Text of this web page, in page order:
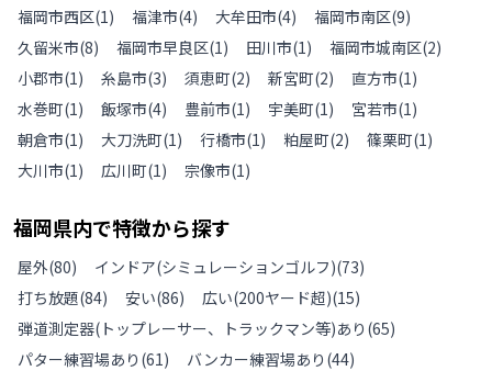
福岡市西区(1) 福津市(4) 大牟田市(4) 福岡市南区(9)
久留米市(8) 福岡市早良区(1) 田川市(1) 福岡市城南区(2)
小郡市(1) 糸島市(3) 須恵町(2) 新宮町(2) 直方市(1)
水巻町(1) 飯塚市(4) 豊前市(1) 宇美町(1) 宮若市(1)
朝倉市(1) 大刀洗町(1) 行橋市(1) 粕屋町(2) 篠栗町(1)
大川市(1) 広川町(1) 宗像市(1)
福岡県内で特徴から探す
屋外(80) インドア(シミュレーションゴルフ)(73)
打ち放題(84) 安い(86) 広い(200ヤード超)(15)
弾道測定器(トップレーサー、トラックマン等)あり (65)
パター練習場あり (61) バンカー練習場あり (44)